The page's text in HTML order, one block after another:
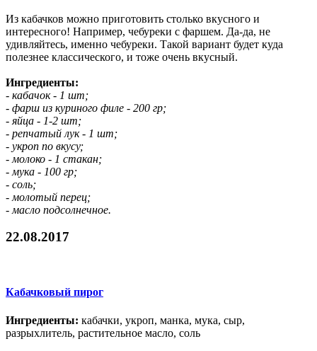
Из кабачков можно приготовить столько вкусного и
интересного! Например, чебуреки с фаршем. Да-да, не
удивляйтесь, именно чебуреки. Такой вариант будет куда
полезнее классического, и тоже очень вкусный.
Ингредиенты:
- кабачок - 1 шт;
- фарш из куриного филе - 200 гр;
- яйца - 1-2 шт;
- репчатый лук - 1 шт;
- укроп по вкусу;
- молоко - 1 стакан;
- мука - 100 гр;
- соль;
- молотый перец;
- масло подсолнечное.
22.08.2017
Кабачковый пирог
Ингредиенты: кабачки, укроп, манка, мука, сыр,
разрыхлитель, растительное масло, соль